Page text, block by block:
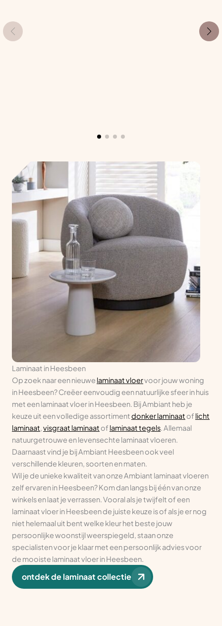
Laminaat in Heesbeen
Op zoek naar een nieuwe laminaat vloervoor jouw woning
in Heesbeen? Creëer eenvoudig een natuurlijke sfeer in huis
met een laminaat vloer in Heesbeen. Bij Ambiant heb je
keuze uit een volledige assortimentdonker laminaat of licht
laminaat,visgraat laminaat of laminaat tegels. Allemaal
natuurgetrouwe en levensechte laminaat vloeren.
Daarnaast vind je bij Ambiant Heesbeen ook veel
verschillende kleuren, soorten en maten.
Wil je de unieke kwaliteit van onze Ambiant laminaat vloeren
zelf ervaren in Heesbeen? Kom dan langs bij één van onze
winkels en laat je verrassen. Vooral als je twijfelt of een
laminaat vloer in Heesbeen de juiste keuze is of als je er nog
niet helemaal uit bent welke kleur het beste jouw
persoonlijke woonstijl weerspiegeld, staan onze
specialisten voor je klaar met een persoonlijk advies voor
de mooiste laminaat vloer in Heesbeen.
ontdek de laminaat collectie